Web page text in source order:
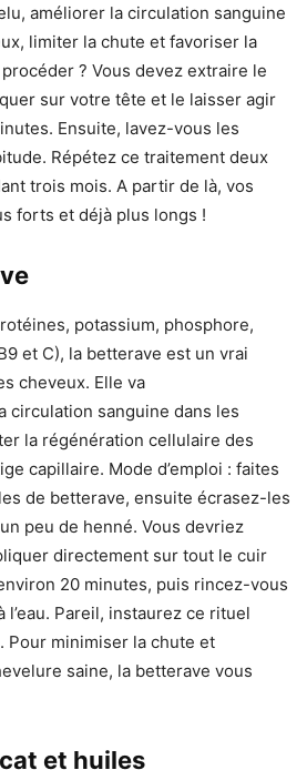
améliorer la circulation sanguine
limiter la chute et favoriser la
? Vous devez extraire le
sur votre tête et le laisser agir
Ensuite, lavez-vous les
Répétez ce traitement deux
trois mois. A partir de là, vos
forts et déjà plus longs !
potassium, phosphore,
et C), la betterave est un vrai
cheveux. Elle va
circulation sanguine dans les
la régénération cellulaire des
capillaire. Mode d’emploi : faites
de betterave, ensuite écrasez-les
peu de henné. Vous devriez
directement sur tout le cuir
20 minutes, puis rincez-vous
l’eau. Pareil, instaurez ce rituel
Pour minimiser la chute et
saine, la betterave vous
et huiles